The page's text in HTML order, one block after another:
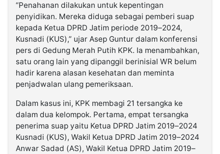
“Penahanan dilakukan untuk kepentingan
penyidikan. Mereka diduga sebagai pemberi suap
kepada Ketua DPRD Jatim periode 2019–2024,
Kusnadi (KUS),” ujar Asep Guntur dalam konferensi
pers di Gedung Merah Putih KPK. Ia menambahkan,
satu orang lain yang dipanggil berinisial WR belum
hadir karena alasan kesehatan dan meminta
penjadwalan ulang pemeriksaan.
Dalam kasus ini, KPK membagi 21 tersangka ke
dalam dua kelompok. Pertama, empat tersangka
penerima suap yaitu Ketua DPRD Jatim 2019–2024
Kusnadi (KUS), Wakil Ketua DPRD Jatim 2019–2024
Anwar Sadad (AS), Wakil Ketua DPRD Jatim 2019–